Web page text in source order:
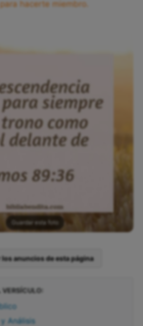
hacerte miembro.
Guardar esta foto
anuncios de esta página
Análisis